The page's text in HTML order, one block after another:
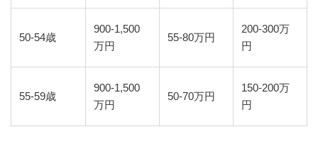
50-54歳
900-1,500
万円
55-80万円
200-300万
円
55-59歳
900-1,500
万円
50-70万円
150-200万
円